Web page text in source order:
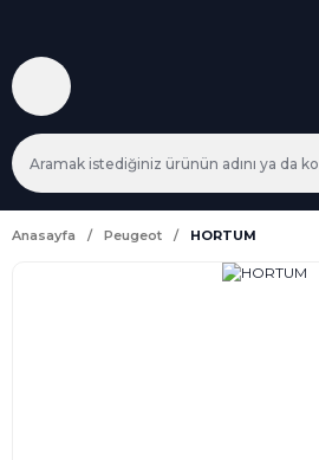
Anasayfa Peugeot HORTUM